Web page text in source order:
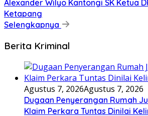
Alexander Wilyo Kantongi SK Ketua
Ketapang
Selengkapnya
Berita Kriminal
Agustus 7, 2026Agustus 7, 2026
Dugaan Penyerangan Rumah
Klaim Perkara Tuntas Dinilai